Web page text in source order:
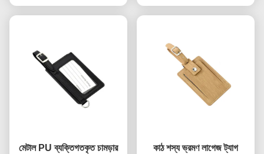
মেটাল PU ব্যক্তিগতকৃত চামড়ার
কাঠ শস্য ভ্রমণ লাগেজ ট্যাগ